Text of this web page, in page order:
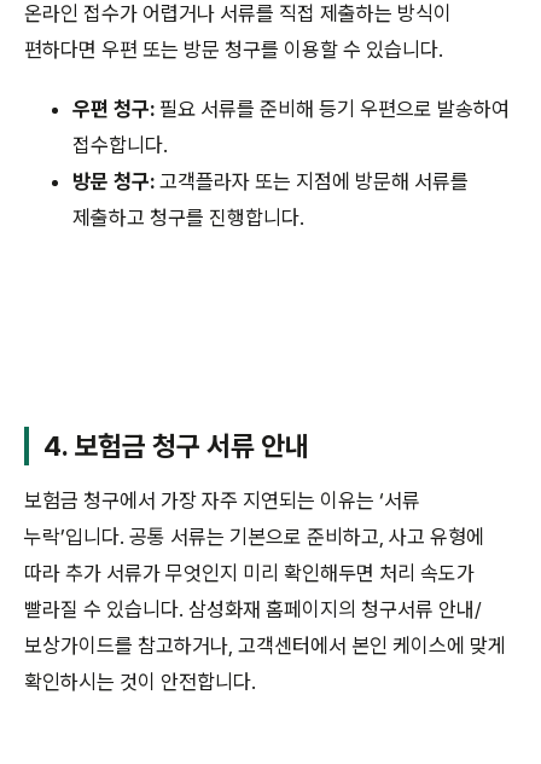
온라인 접수가 어렵거나 서류를 직접 제출하는 방식이
편하다면 우편 또는 방문 청구를 이용할 수 있습니다.
우편 청구: 필요 서류를 준비해 등기 우편으로 발송하여
접수합니다.
방문 청구: 고객플라자 또는 지점에 방문해 서류를
제출하고 청구를 진행합니다.
4. 보험금 청구 서류 안내
보험금 청구에서 가장 자주 지연되는 이유는 ‘서류
누락’입니다. 공통 서류는 기본으로 준비하고, 사고 유형에
따라 추가 서류가 무엇인지 미리 확인해두면 처리 속도가
빨라질 수 있습니다. 삼성화재 홈페이지의 청구서류 안내/
보상가이드를 참고하거나, 고객센터에서 본인 케이스에 맞게
확인하시는 것이 안전합니다.